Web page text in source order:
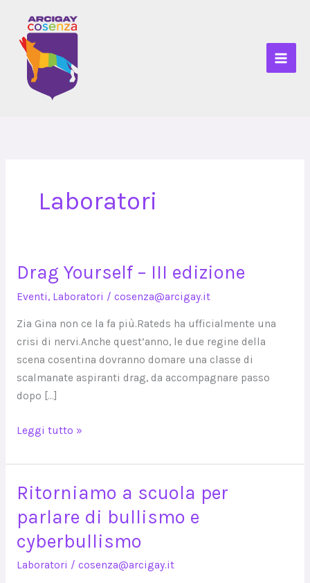
contenuto
Laboratori
Drag Yourself – III edizione
Eventi, Laboratori / cosenza@arcigay.it
Zia Gina non ce la fa più.Rateds ha ufficialmente una
crisi di nervi.Anche quest’anno, le due regine della
scena cosentina dovranno domare una classe di
scalmanate aspiranti drag, da accompagnare passo
dopo […]
Drag
Yourself
III
edizione
Leggi tutto »
Ritorniamo a scuola per
parlare di bullismo e
cyberbullismo
Laboratori / cosenza@arcigay.it
Ritorniamo
scuola
per
parlare